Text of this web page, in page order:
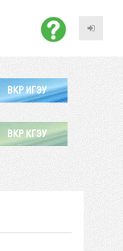
ВКР ИГЭУ
ВКР КГЭУ